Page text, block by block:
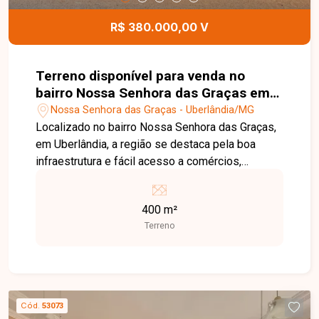
R$ 380.000,00 V
Terreno disponível para venda no
bairro Nossa Senhora das Graças em
Uberlândia MG
Nossa Senhora das Graças - Uberlândia/MG
Localizado no bairro Nossa Senhora das Graças,
em Uberlândia, a região se destaca pela boa
infraestrutura e fácil acesso a comércios,
opção para quem busca praticidade no dia a dia.
O imóvel possui 400 m² de terreno, amplo e bem
localizado dentro do bairro, ideal para construção
informações!
400 m²
Terreno
Cód. 53073